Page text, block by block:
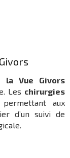
la Vue Givors
Les chirurgies
aux
d’un suivi de